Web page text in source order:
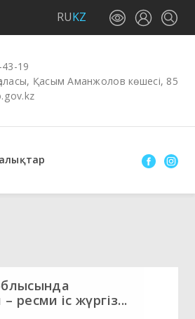
RUKZ
19
Қасым Аманжолов көшесі, 85
ресми іс жүргіз...